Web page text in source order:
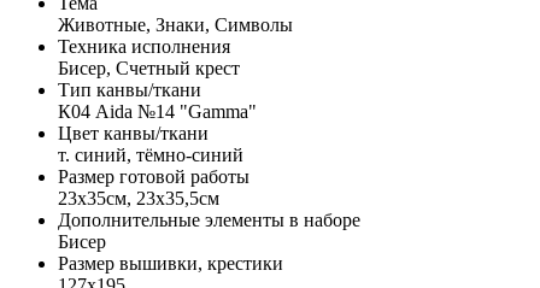
Животные, Знаки, Символы
Техника исполнения
Бисер, Счетный крест
Тип канвы/ткани
К04 Aida №14 "Gamma"
Цвет канвы/ткани
т. синий, тёмно-синий
Размер готовой работы
23x35см, 23x35,5см
Дополнительные элементы в наборе
Бисер
Размер вышивки, крестики